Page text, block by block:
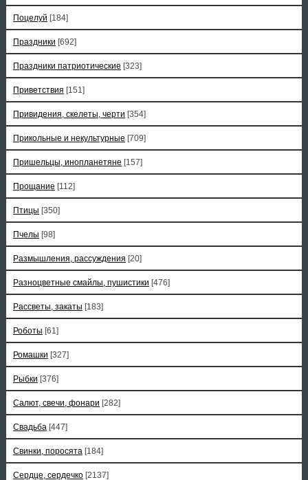
Поцелуй [184]
Праздники [692]
Праздники патриотические [323]
Приветствия [151]
Привидения, скелеты, черти [354]
Прикольные и некультурные [709]
Пришельцы, инопланетяне [157]
Прощание [112]
Птицы [350]
Пчелы [98]
Размышления, рассуждения [20]
Разноцветные смайлы, пушистики [476]
Рассветы, закаты [183]
Роботы [61]
Ромашки [327]
Рыбки [376]
Салют, свечи, фонари [282]
Свадьба [447]
Свинки, поросята [184]
Сердце, сердечко [2137]